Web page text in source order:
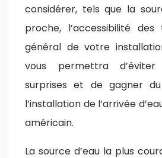
considérer, tels que la
proche, l’accessibilité
général de votre
vous permettra d’éviter
surprises et de gagner
l’installation de l’arrivée
américain.
La source d’eau la plus